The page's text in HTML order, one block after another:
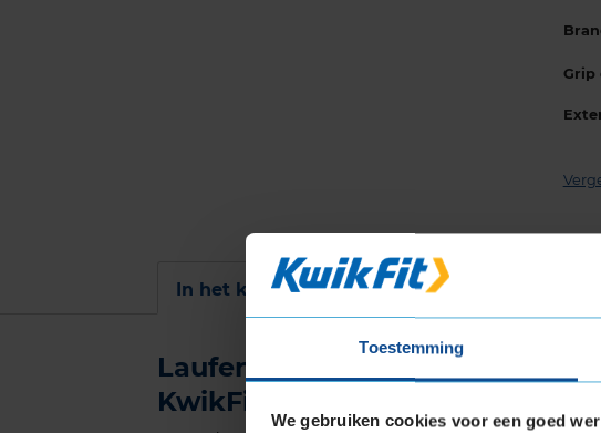
Toestemming
We gebruiken cookies voor een goed
Grip
In het kort EU Bandenlabel
Laufenn X FIT Van in de maat
KwikFit